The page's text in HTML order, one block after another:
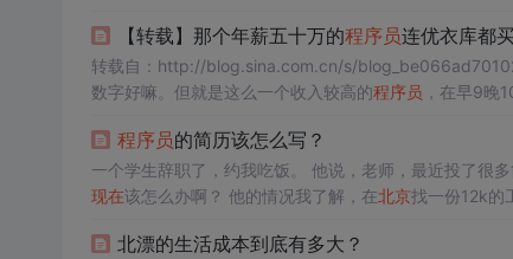
自然吸引了无数技术人才聚集。那么，这几个城市横向对
【转载】那个年薪五十万的程序员连优衣库都
转载自：http://blog.sina.com.cn/s/
数字好嘛。但就是这么一个收入较高的程序员 ，在早9晚
程序员的简历该怎么写？
现在
该怎么办啊？ 他的情况我了解，在北京找一份12k的工作不难
主要...北漂的生活成本到底有多大？